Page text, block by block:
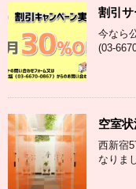
割引サ
今なら
(03-
空室
西新宿
なりま